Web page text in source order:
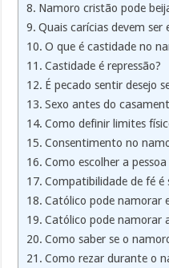
Namoro cristão pode
Quais carícias devem ser
O que é castidade no
Castidade é repressão?
É pecado sentir desejo
Sexo antes do
Como definir limites
Consentimento no
Como escolher a
Compatibilidade de fé é
Católico pode namorar
Católico pode namorar
Como saber se o
Como rezar durante o